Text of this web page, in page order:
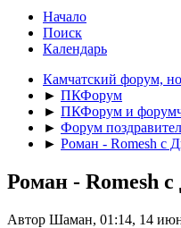
Начало
Поиск
Календарь
Камчатский форум,
► ПКФорум
► ПКФорум и
► Форум
► Роман - Romesh с
Роман - Romesh
Автор Шаман, 01:14, 14